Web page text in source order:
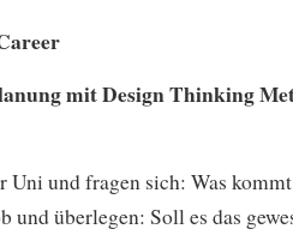
mit Design Thinking
Uni und fragen sich: Was
und überlegen: Soll es das